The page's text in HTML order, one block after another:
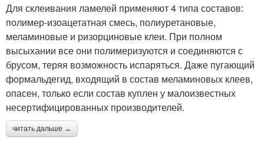
Для склеивания ламелей применяют 4 типа составов:
полимер-изоацетатная смесь, полиуретановые,
меламиновые и ризорциновые клеи. При полном
высыхании все они полимеризуются и соединяются с
брусом, теряя возможность испаряться. Даже пугающий
формальдегид, входящий в состав меламиновых клеев,
опасен, только если состав куплен у малоизвестных
несертифицированных производителей.
читать дальше →